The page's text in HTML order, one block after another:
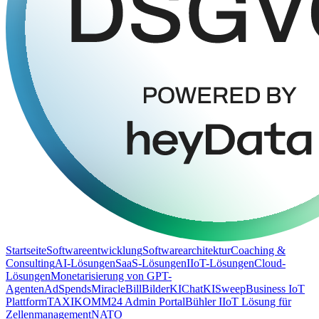
StartseiteSoftwareentwicklungSoftwarearchitekturCoaching &
ConsultingAI-LösungenSaaS-LösungenIIoT-LösungenCloud-
LösungenMonetarisierung von GPT-
AgentenAdSpendsMiracleBillBilderKIChatKISweepBusiness IoT
PlattformTAXIKOMM24 Admin PortalBühler IIoT Lösung für
ZellenmanagementNATO